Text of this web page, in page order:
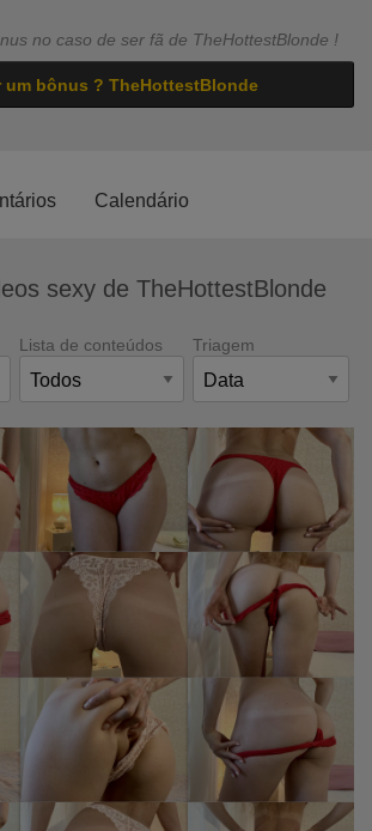
no caso de ser fã de TheHottestBlonde !
um bônus ? TheHottestBlonde
Calendário
sexy de TheHottestBlonde
Lista de conteúdos Triagem